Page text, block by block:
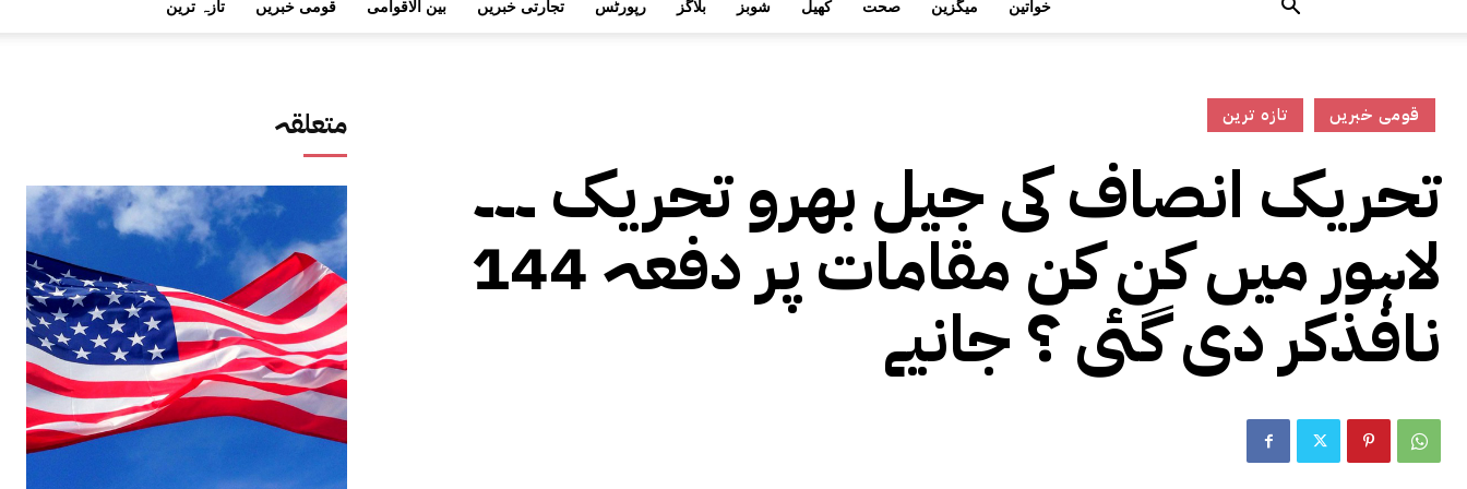
تازہ ترین قومی خبریں بین الاقوامی تجارتی خبریں رپورٹس بلاگز شوبز کھیل صحت میگزین خواتین
متعلقہ تازہ ترین قومی خبریں
تحریک انصاف کی جیل بھرو تحریک ۔۔۔
لاہور میں کن کن مقامات پر دفعہ 144
نافذکر دی گئی ؟ جانیے